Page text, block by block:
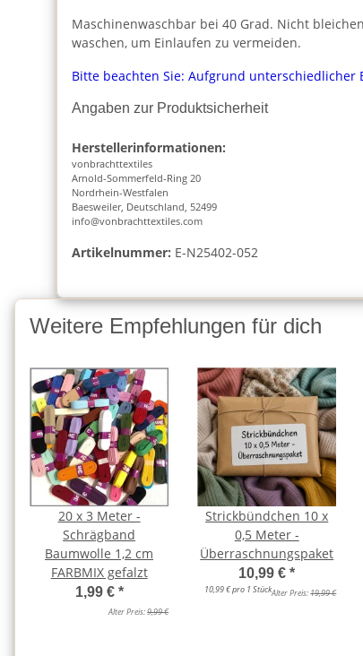
Maschinenwaschbar bei 40 Grad. Nicht
waschen, um Einlaufen zu vermeiden.
Bitte beachten Sie: Aufgrund
Angaben zur Produktsicherheit
Herstellerinformationen:
vonbrachttextiles
Arnold-Sommerfeld-Ring 20
Nordrhein-Westfalen
Baesweiler, Deutschland, 52499
info@vonbrachttextiles.com
Artikelnummer: E-N25402-052
Weitere Empfehlungen für dich
20 x 3 Meter -
Schrägband
Baumwolle 1,2 cm
FARBMIX gefalzt
1,99 € *
Alter Preis:9,99 €
Strickbündchen 10 x
0,5 Meter -
Überraschnungspaket
10,99 €*
10,99 € pro 1 StückAlter Preis:19,99 €